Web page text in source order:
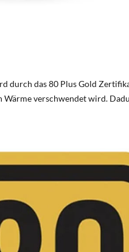
durch das 80 Plus Gold
verschwendet wird.